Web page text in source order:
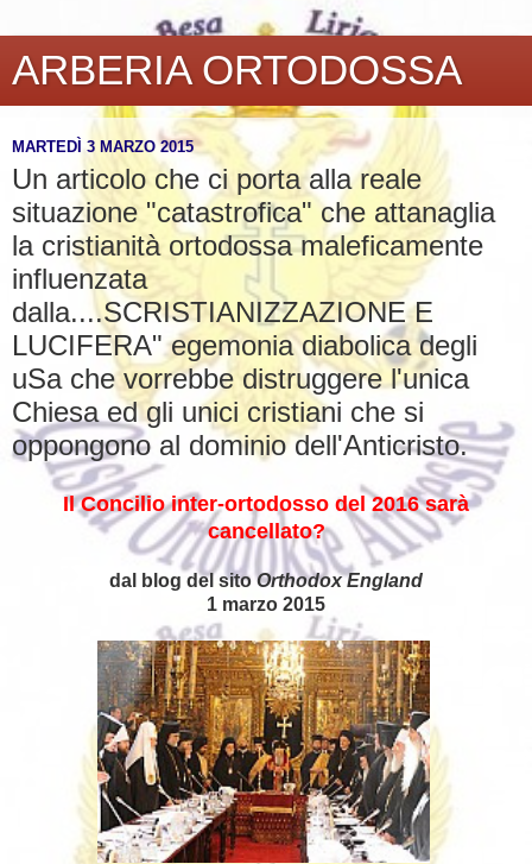
ARBERIA ORTODOSSA
MARTEDÌ 3 MARZO 2015
Un articolo che ci porta alla reale
situazione "catastrofica" che attanaglia
la cristianità ortodossa maleficamente
influenzata
dalla....SCRISTIANIZZAZIONE E
LUCIFERA" egemonia diabolica degli
uSa che vorrebbe distruggere l'unica
Chiesa ed gli unici cristiani che si
oppongono al dominio dell'Anticristo.
Il Concilio inter-ortodosso del 2016 sarà
cancellato?
dal blog del sitoOrthodox England
1 marzo 2015